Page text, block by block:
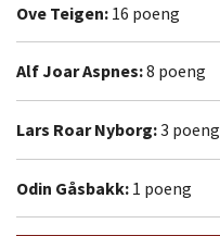
Ove Teigen: 16 poeng
Alf Joar Aspnes:8 poeng
Lars Roar Nyborg:3 poeng
Odin Gåsbakk: 1 poeng